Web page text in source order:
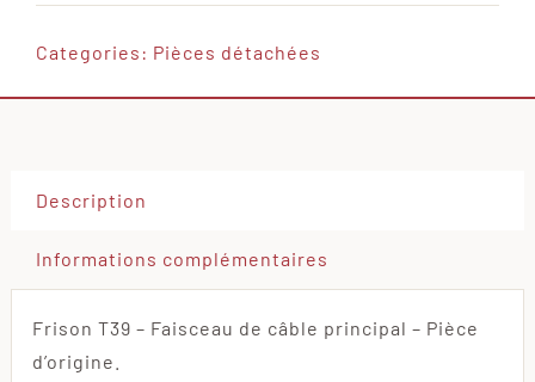
Categories: Pièces détachées
Description
Informations complémentaires
Frison T39 – Faisceau de câble principal – Pièce
d’origine.